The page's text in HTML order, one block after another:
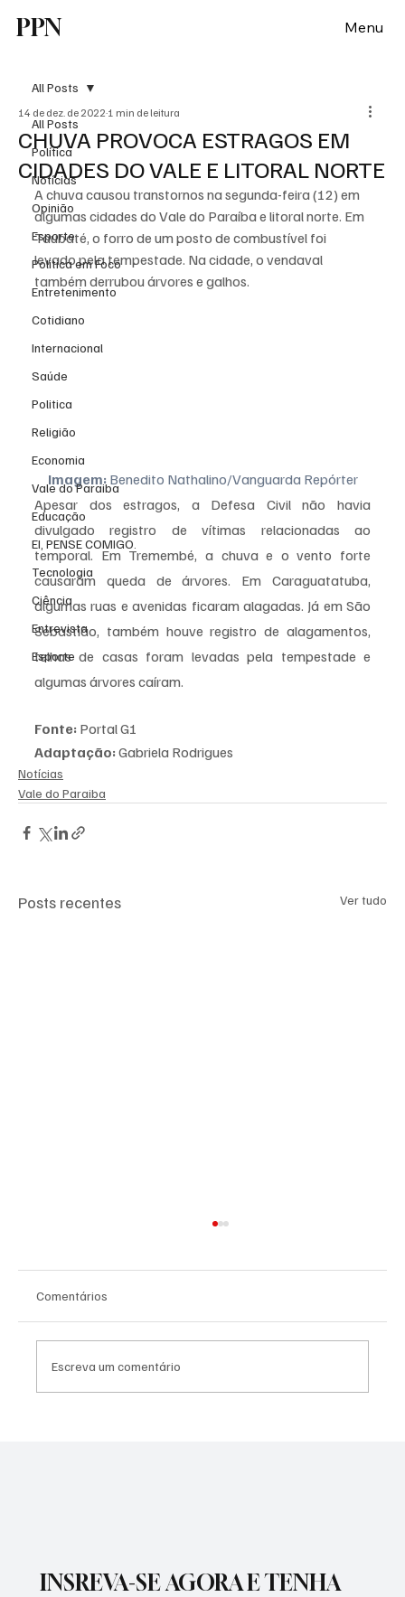
PPN Menu
All Posts
Política
Notícias
Opinião
Esporte
Politica em Foco
Entretenimento
Cotidiano
Internacional
Saúde
Politica
Religião
Economia
Vale do Paraiba
Educação
EI, PENSE COMIGO.
Tecnologia
Ciência
Entrevista
Esporte
All Posts
CHUVA PROVOCA ESTRAGOS EM
CIDADES DO VALE E LITORAL NORTE
14 de dez. de 2022 1 min de leitura
A chuva causou transtornos na segunda-feira (12) em
algumas cidades do Vale do Paraíba e litoral norte. Em
Taubaté, o forro de um posto de combustível foi
levado pela tempestade. Na cidade, o vendaval
também derrubou árvores e galhos.
Imagem: Benedito Nathalino/Vanguarda Repórter
Apesar dos estragos, a Defesa Civil não havia
divulgado registro de vítimas relacionadas ao
temporal. Em Tremembé, a chuva e o vento forte
causaram queda de árvores. Em Caraguatatuba,
algumas ruas e avenidas ficaram alagadas. Já em São
Sebastião, também houve registro de alagamentos,
telhas de casas foram levadas pela tempestade e
algumas árvores caíram.
Fonte: Portal G1
Adaptação: Gabriela Rodrigues
Notícias
Vale do Paraiba
Posts recentes Ver tudo
Comentários
Escreva um comentário
INSREVA-SE AGORA E TENHA